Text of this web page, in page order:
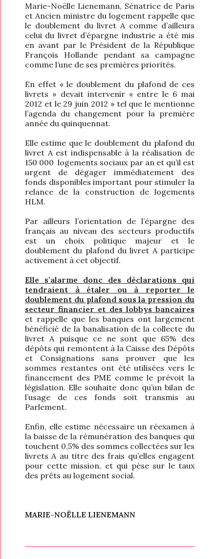
Marie-Noëlle Lienemann, Sénatrice de Paris
et Ancien ministre du logement rappelle que
le doublement du livret A comme d’ailleurs
celui du livret d’épargne industrie a été mis
en avant par le Président de la République
François Hollande pendant sa campagne
comme l’une de ses premières priorités.
En effet « le doublement du plafond de ces
livrets » devait intervenir « entre le 6 mai
2012 et le 29 juin 2012 » tel que le mentionne
l’agenda du changement pour la première
année du quinquennat.
Elle estime que le doublement du plafond du
livret A est indispensable à la réalisation de
150 000 logements sociaux par an et qu’il est
urgent de dégager immédiatement des
fonds disponibles important pour stimuler la
relance de la construction de logements
HLM.
Par ailleurs l’orientation de l’épargne des
français au niveau des secteurs productifs
est un choix politique majeur et le
doublement du plafond du livret A participe
activement à cet objectif.
Elle s’alarme donc des déclarations qui
tendraient à étaler ou à reporter le
doublement du plafond sous la pression du
secteur financier et des lobbys bancaires
et rappelle que les banques ont largement
bénéficié de la banalisation de la collecte du
livret A puisque ce ne sont que 65% des
dépôts qui remontent à la Caisse des Dépôts
et Consignations sans prouver que les
sommes restantes ont été utilisées vers le
financement des PME comme le prévoit la
législation. Elle souhaite donc qu’un bilan de
l’usage de ces fonds soit transmis au
Parlement.
Enfin, elle estime nécessaire un réexamen à
la baisse de la rémunération des banques qui
touchent 0,5% des sommes collectées sur les
livrets A au titre des frais qu’elles engagent
pour cette mission, et qui pèse sur le taux
des prêts au logement social.
MARIE-NOËLLE LIENEMANN